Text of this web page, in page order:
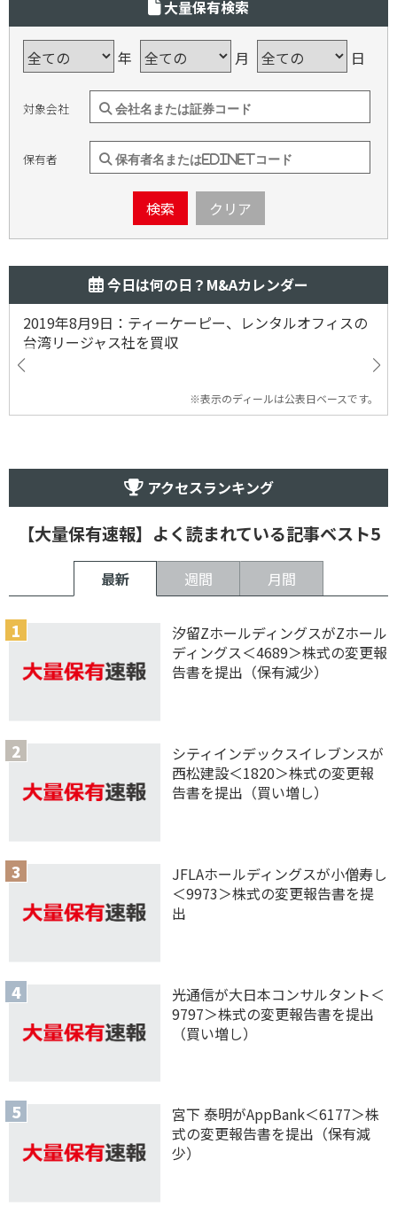
大量保有検索
年 月 日
対象会社
保有者
検索 クリア
今日は何の日？M&Aカレンダー
2019年8月9日：ティーケーピー、レンタルオフィスの
台湾リージャス社を買収
※表示のディールは公表日ベースです。
アクセスランキング
【大量保有速報】よく読まれている記事ベスト5
最新 週間 月間
汐留ZホールディングスがZホール
ディングス＜4689＞株式の変更報
告書を提出（保有減少）
シティインデックスイレブンスが
西松建設＜1820＞株式の変更報
告書を提出（買い増し）
JFLAホールディングスが小僧寿し
＜9973＞株式の変更報告書を提
出
光通信が大日本コンサルタント＜
9797＞株式の変更報告書を提出
（買い増し）
宮下 泰明がAppBank＜6177＞株
式の変更報告書を提出（保有減
少）